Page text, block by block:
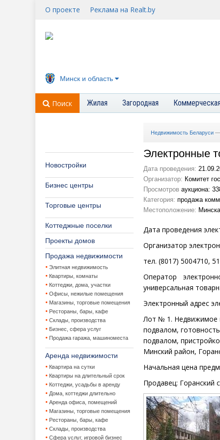
О проекте Реклама на Realt.by
Минск и область
Поиск Жилая Загородная
Новостройки
Бизнес центры
Торговые центры
Коттеджные поселки
Проекты домов
Продажа недвижимости
Элитная недвижимость
Квартиры, комнаты
Коттеджи, дома, участки
Офисы, нежилые помещения
Магазины, торговые помещения
Рестораны, бары, кафе
Склады, производства
Бизнес, сфера услуг
Продажа гаража, машиноместа
Аренда недвижимости
Квартира на сутки
Квартиры на длительный срок
Коттеджи, усадьбы в аренду
Дома, коттеджи длительно
Аренда офиса, помещений
Магазины, торговые помещения
Рестораны, бары, кафе
Склады, производства
Сфера услуг, игровой бизнес
Недвижимость Беларуси
Электронные
Дата проведения:
Организатор: Комитет
Просмотров аукциона:
Категория: продажа
Местоположение:
Дата проведения
Организатор
тел. (8017) 5004710,
Оператор
универсальная
Электронный адрес
Лот № 1. Недвижимое
подвалом,
подвалом,
Минский район,
Начальная цена
Продавец: Горанский